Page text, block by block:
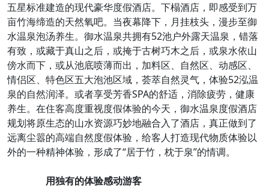
五星标准建造的现代豪华度假酒店。下榻酒店，即感受到万
亩竹海缔造的天然氧吧。当夜幕降下，月挂枝头，漫步至御
水温泉泡汤养生。御水温泉共拥有52池户外露天温泉，错落
有致，或藏于真山之后，或掩于古树巧木之后，或泉水依山
傍水而下，或从池底喷薄而出，加料区、自然区、动感区、
情侣区、特色区五大泡池区域，荟萃自然灵气，体验52泓温
泉的自然润泽。或者享受芳香SPA的舒适，消除疲劳，健康
养生。在住客高度重视度假体验的今天，御水温泉度假酒店
规划将原生态的山水资源巧妙地融合入了酒店，真正做到了
远离尘嚣的高端自然度假体验，给客人打造现代物质体验以
外的一种精神体验，形成了“居于竹，枕于泉”的情调。
用独有的体验感动游客